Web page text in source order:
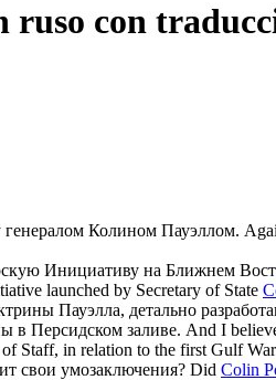
con
Колином Пауэллом.
Инициативу на Ближнем
launched by Secretary of State
Пауэлла, детально
в Персидском заливе. And I
Staff, in relation to the first Gulf
свои умозаключения? Did Colin